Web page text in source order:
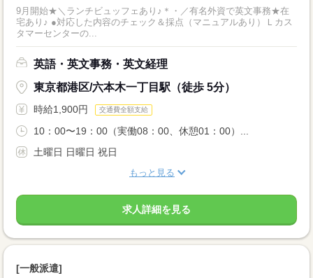
9月開始★＼ランチビュッフェあり♪＊・／有名外資で英文事務★在
宅あり♪ ●対応した内容のチェック＆採点（マニュアルあり）Ｌカス
タマーセンターの...
英語・英文事務・英文経理
東京都港区/六本木一丁目駅（徒歩 5分）
時給1,900円 交通費全額支給
10：00〜19：00（実働08：00、休憩01：00）...
土曜日 日曜日 祝日
もっと見る
求人詳細を見る
[一般派遣]